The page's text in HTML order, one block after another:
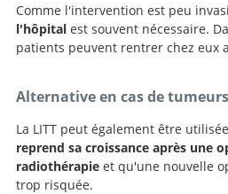
Comme l'intervention est peu
l'hôpitalest souvent nécessaire.
patients peuvent rentrer chez eux
Alternative en cas de
La LITT peut également être
reprend sa croissance après une
radiothérapieet qu'une nouvelle
trop risquée.